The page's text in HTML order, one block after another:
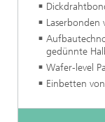
Laserbonden
gedünnte
Wafer-level
Einbetten